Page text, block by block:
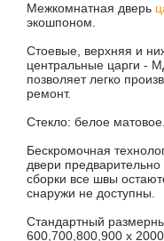
Межкомнатная дверь
экошпоном.
Стоевые, верхняя и
центральные царги -
позволяет легко
ремонт.
Стекло: белое матовое.
Бескромочная
двери
сборки все швы
снаружи не доступны.
Стандартный
600,700,800,900 х